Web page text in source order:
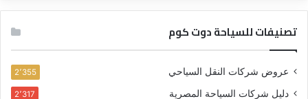
تصنيفات للسياحة دوت كوم
عروض شركات النقل السياحي 2٬355
دليل شركات السياحة المصرية 2٬317